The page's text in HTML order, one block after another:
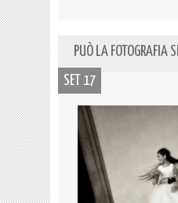
PUÒ LA FOTOGRAFIA
SET 17